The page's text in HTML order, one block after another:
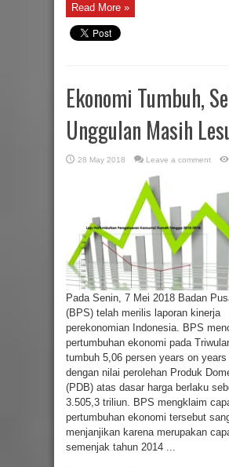
Read More »
Ekonomi Tumbuh,
Unggulan Masih
28 May 2018 Leave a comment
Pada Senin, 7 Mei 2018 Badan
(BPS) telah merilis laporan kinerja
perekonomian Indonesia. BPS
pertumbuhan ekonomi pada
tumbuh 5,06 persen years on years
dengan nilai perolehan Produk
(PDB) atas dasar harga berlaku
3.505,3 triliun. BPS mengklaim
pertumbuhan ekonomi tersebut
menjanjikan karena merupakan
semenjak tahun 2014 ...